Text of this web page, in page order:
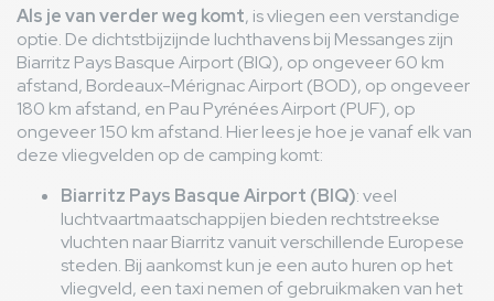
Als je van verder weg komt, is vliegen een verstandige
optie. De dichtstbijzijnde luchthavens bij Messanges zijn
Biarritz Pays Basque Airport (BIQ), op ongeveer 60 km
afstand, Bordeaux-Mérignac Airport (BOD), op ongeveer
180 km afstand, en Pau Pyrénées Airport (PUF), op
ongeveer 150 km afstand. Hier lees je hoe je vanaf elk van
deze vliegvelden op de camping komt:
Biarritz Pays Basque Airport (BIQ): veel
luchtvaartmaatschappijen bieden rechtstreekse
vluchten naar Biarritz vanuit verschillende Europese
steden. Bij aankomst kun je een auto huren op het
vliegveld, een taxi nemen of gebruikmaken van het